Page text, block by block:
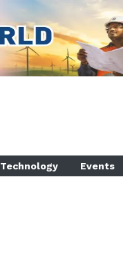
Technology Events